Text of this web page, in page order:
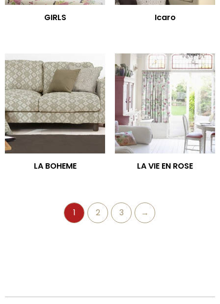
GIRLS Icaro
LA BOHEME LA VIE EN ROSE
1 2 3 →